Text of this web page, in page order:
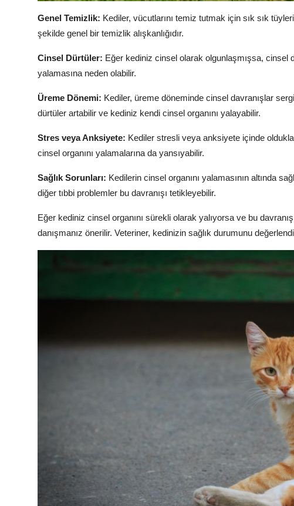
Genel Temizlik: Kediler, vücutlarını temiz tutmak için sık sık
şekilde genel bir temizlik alışkanlığıdır.
Cinsel Dürtüler: Eğer kediniz cinsel olarak olgunlaşmışsa, cinsel
yalamasına neden olabilir.
Üreme Dönemi: Kediler, üreme döneminde cinsel davranışlar
dürtüler artabilir ve kediniz kendi cinsel organını yalayabilir.
Stres veya Anksiyete: Kediler stresli veya anksiyete içinde
cinsel organını yalamalarına da yansıyabilir.
Sağlık Sorunları: Kedilerin cinsel organını yalamasının altında
diğer tıbbi problemler bu davranışı tetikleyebilir.
Eğer kediniz cinsel organını sürekli olarak yalıyorsa ve bu
danışmanız önerilir. Veteriner, kedinizin sağlık durumunu